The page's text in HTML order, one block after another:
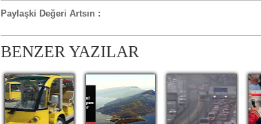
Paylaşki Değeri Artsın :
BENZER YAZILAR